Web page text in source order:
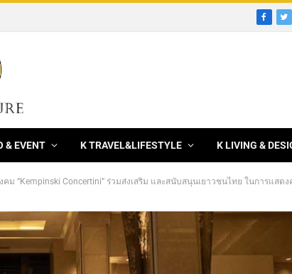
& EVENT K TRAVEL&LIFESTYLE K LIVING &
Concertini” ร่วมส่งเสริม และสนับสนุนเยาวชนไทย ในการแสดงความสามารถ